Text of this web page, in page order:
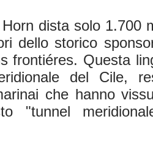
dista solo 1.700
dello storico
frontiéres. Questa
del Cile,
che hanno
"tunnel